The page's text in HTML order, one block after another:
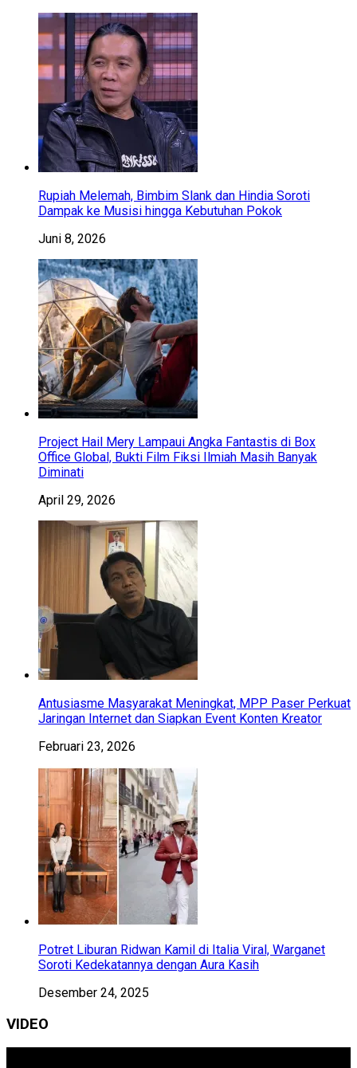
Rupiah Melemah, Bimbim Slank dan Hindia Soroti
Dampak ke Musisi hingga Kebutuhan Pokok
Juni 8, 2026
Project Hail Mery Lampaui Angka Fantastis di Box
Office Global, Bukti Film Fiksi Ilmiah Masih Banyak
Diminati
April 29, 2026
Antusiasme Masyarakat Meningkat, MPP Paser Perkuat
Jaringan Internet dan Siapkan Event Konten Kreator
Februari 23, 2026
Potret Liburan Ridwan Kamil di Italia Viral, Warganet
Soroti Kedekatannya dengan Aura Kasih
Desember 24, 2025
VIDEO